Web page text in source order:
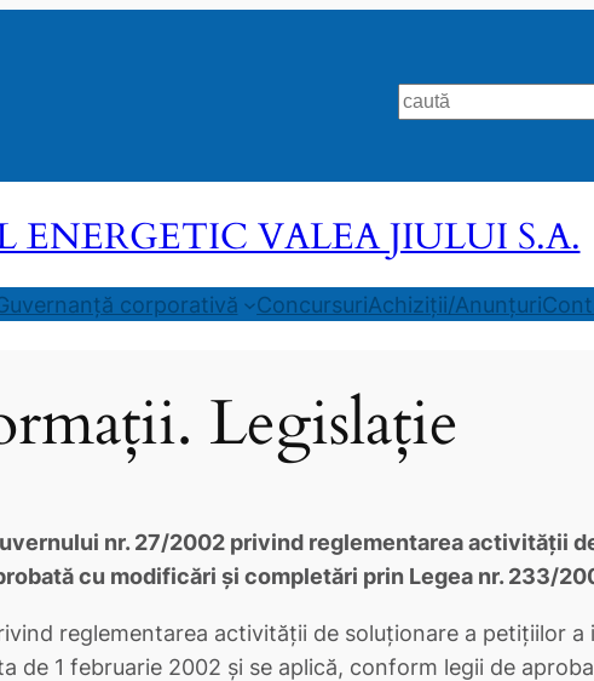
Search
VALEA JIULUI S.A.
corporativă ConcursuriAchiziții/Anunțuri
Legislație
nr. 27/2002 privind reglementarea activităţii
cu modificări şi completări prin Legea nr. 233/
reglementarea activităţii de soluţionare a petiţiilor a
de 1 februarie 2002 şi se aplică, conform legii de